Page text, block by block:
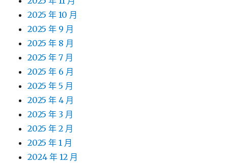
2025 年 10 月
2025 年 9 月
2025 年 8 月
2025 年 7 月
2025 年 6 月
2025 年 5 月
2025 年 4 月
2025 年 3 月
2025 年 2 月
2025 年 1 月
2024 年 12 月